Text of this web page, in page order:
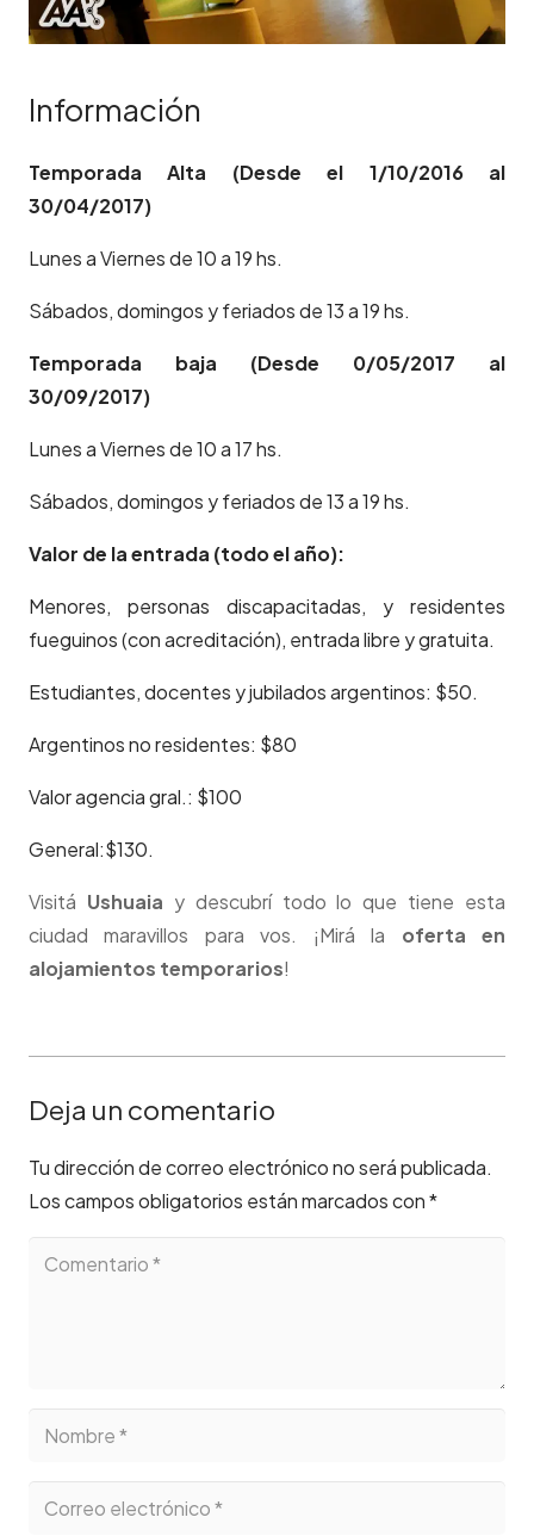
Información
Temporada Alta (Desde el 1/10/2016 al
30/04/2017)
Lunes a Viernes de 10 a 19 hs.
Sábados, domingos y feriados de 13 a 19 hs.
Temporada baja (Desde 0/05/2017 al
30/09/2017)
Lunes a Viernes de 10 a 17 hs.
Sábados, domingos y feriados de 13 a 19 hs.
Valor de la entrada (todo el año):
Menores, personas discapacitadas, y residentes
fueguinos (con acreditación), entrada libre y gratuita.
Estudiantes, docentes y jubilados argentinos: $50.
Argentinos no residentes: $80
Valor agencia gral.: $100
General:$130.
Visitá Ushuaia y descubrí todo lo que tiene esta
ciudad maravillos para vos. ¡Mirá la oferta en
alojamientos temporarios!
Deja un comentario
Tu dirección de correo electrónico no será publicada.
Los campos obligatorios están marcados con*